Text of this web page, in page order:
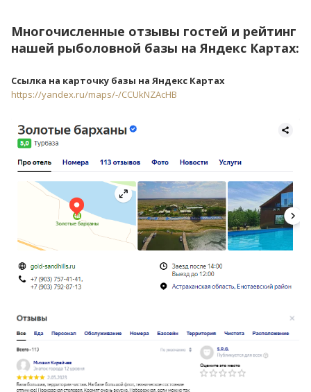
Многочисленные отзывы гостей и рейтинг
нашей рыболовной базы на Яндекс Картах:
Ссылка на карточку базы на Яндекс Картах
https://yandex.ru/maps/-/CCUkNZAcHB